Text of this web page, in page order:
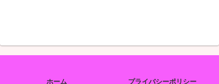
ホーム プライバシーポリシー